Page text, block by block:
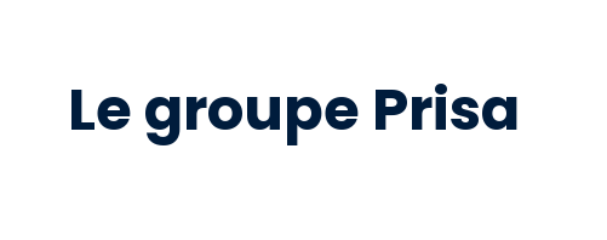
Le groupe Prisa